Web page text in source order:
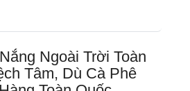
Ngoài Trời Toàn
Tâm, Dù Cà Phê